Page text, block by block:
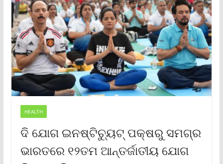
HEALTH
ଦି ଯୋଗ ଇନଷ୍ଟିଚ୍ୟୁଟ୍ ପକ୍ଷରୁ ସମଗ୍ର
ଭାରତରେ ୧୨ତମ ଆନ୍ତର୍ଜାତୀୟ ଯୋଗ